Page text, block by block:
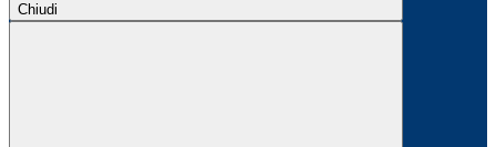
Chiudi